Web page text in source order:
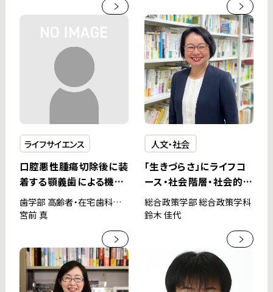
ライフサイエンス
口腔悪性腫瘍切除後に装
着する顎義歯による機能
回復について
歯学部 高齢者・在宅歯科医
療学講座
宮前 真
人文・社会
「生きづらさ」にライフコ
ース・社会階層・社会的支
援からアプローチする
総合政策学部 総合政策学科
鈴木 佳代